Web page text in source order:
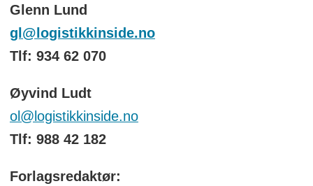
Glenn Lund
gl@logistikkinside.no
Tlf: 934 62 070
Øyvind Ludt
ol@logistikkinside.no
Tlf: 988 42 182
Forlagsredaktør: